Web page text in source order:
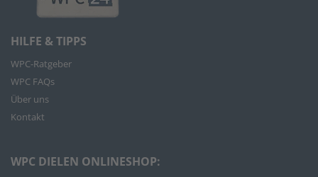
HILFE & TIPPS
WPC-Ratgeber
WPC FAQs
Über uns
Kontakt
WPC DIELEN ONLINESHOP: